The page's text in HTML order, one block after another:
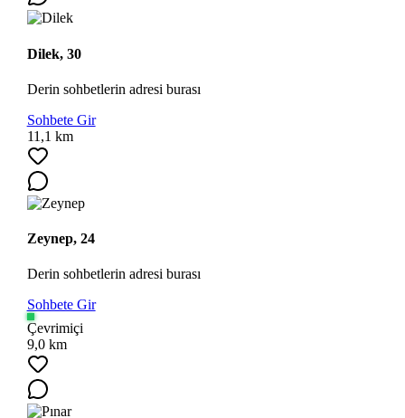
Dilek, 30
Derin sohbetlerin adresi burası
Sohbete Gir
11,1 km
Zeynep, 24
Derin sohbetlerin adresi burası
Sohbete Gir
Çevrimiçi
9,0 km